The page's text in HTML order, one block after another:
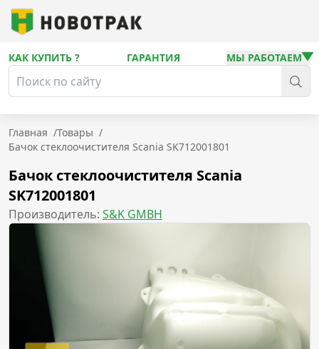
КАК КУПИТЬ ? ГАРАНТИЯ МЫ РАБОТАЕМ
Главная /Товары /
Бачок стеклоочистителя Scania SK712001801
Бачок стеклоочистителя Scania
SK712001801
Производитель: S&K GMBH